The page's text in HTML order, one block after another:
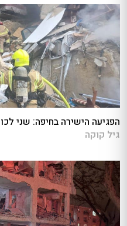
הפגיעה הישירה בחיפה: שני
גיל קוקה